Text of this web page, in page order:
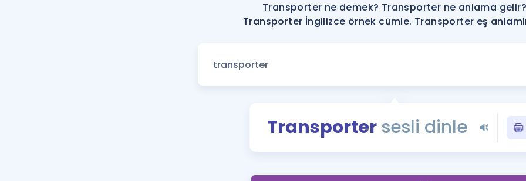
YDS ve YÖKDİL'e
Tüm ÖSYM
Blog
YDS - YÖKDİL
İngilizce
Transporter ne demek? Transporter ne anlama gelir?
Transporter İngilizce örnek cümle. Transporter eş
Transporter sesli dinle